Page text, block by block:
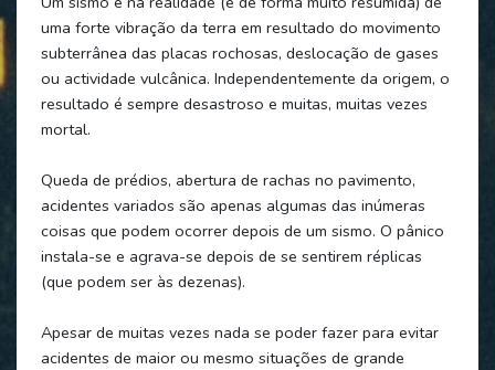
uma forte vibração da terra em resultado do movimento
subterrânea das placas rochosas, deslocação de gases
ou actividade vulcânica. Independentemente da origem, o
resultado é sempre desastroso e muitas, muitas vezes
mortal.
Queda de prédios, abertura de rachas no pavimento,
acidentes variados são apenas algumas das inúmeras
coisas que podem ocorrer depois de um sismo. O pânico
instala-se e agrava-se depois de se sentirem réplicas
(que podem ser às dezenas).
Apesar de muitas vezes nada se poder fazer para evitar
acidentes de maior ou mesmo situações de grande